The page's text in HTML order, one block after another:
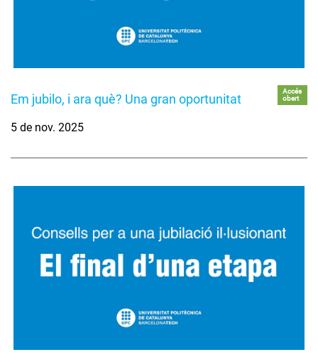
Em jubilo, i ara què? Una gran oportunitat
Accés
obert
5 de nov. 2025